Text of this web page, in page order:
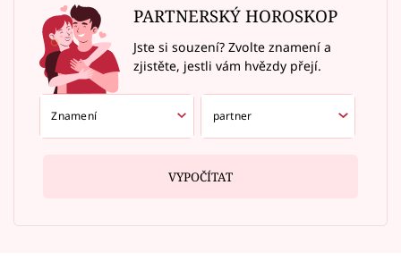
PARTNERSKÝ HOROSKOP
Jste si souzení? Zvolte znamení a
zjistěte, jestli vám hvězdy přejí.
VYPOČÍTAT